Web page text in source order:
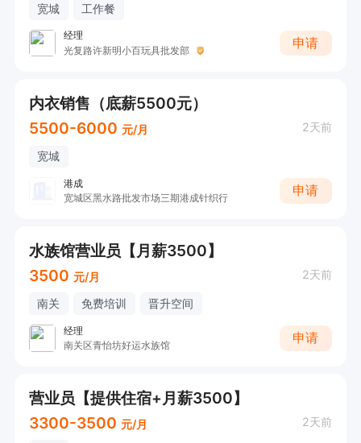
宽城 工作餐
经理
光复路许新明小百玩具批发部
申请
内衣销售（底薪5500元）
5500-6000 元/月 2天前
宽城
港成
宽城区黑水路批发市场三期港成针织行
申请
水族馆营业员【月薪3500】
3500 元/月 2天前
南关 免费培训 晋升空间
经理
南关区青怡坊好运水族馆
申请
营业员【提供住宿+月薪3500】
3300-3500 元/月 2天前